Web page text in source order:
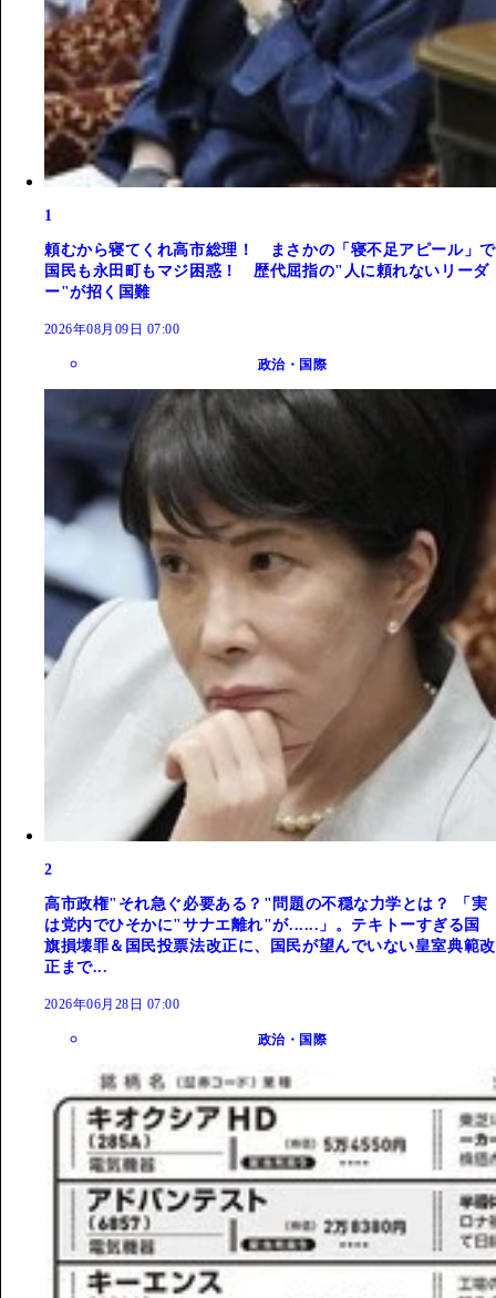
1
頼むから寝てくれ高市総理！ まさかの「寝不足アピール」で
国民も永田町もマジ困惑！ 歴代屈指の"人に頼れないリーダ
ー"が招く国難
2026年08月09日 07:00
政治・国際
2
高市政権"それ急ぐ必要ある？"問題の不穏な力学とは？ 「実
は党内でひそかに"サナエ離れ"が......」。テキトーすぎる国
旗損壊罪＆国民投票法改正に、国民が望んでいない皇室典範改
正まで...
2026年06月28日 07:00
政治・国際